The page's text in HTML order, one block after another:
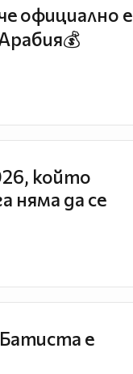
официално е
който
няма да се
е